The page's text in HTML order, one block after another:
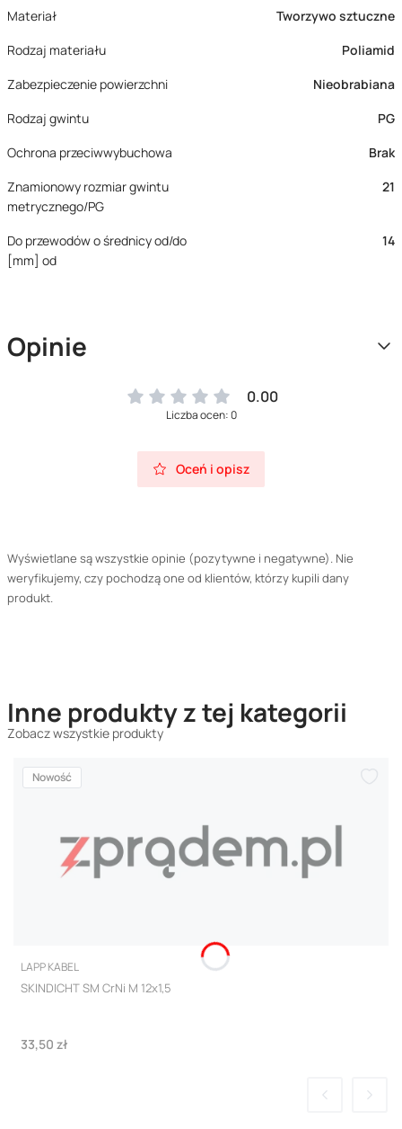
Materiał
Tworzywo sztuczne
Rodzaj materiału
Poliamid
Zabezpieczenie powierzchni
Nieobrabiana
Rodzaj gwintu
PG
Ochrona przeciwwybuchowa
Brak
Znamionowy rozmiar gwintu
metrycznego/PG
21
Do przewodów o średnicy od/do
[mm] od
14
Opinie
0.00
Liczba ocen: 0
Oceń i opisz
Wyświetlane są wszystkie opinie (pozytywne i negatywne). Nie
weryfikujemy, czy pochodzą one od klientów, którzy kupili dany
produkt.
Inne produkty z tej kategorii
Zobacz wszystkie produkty
Nowość
PRODUCENT
LAPP KABEL
SKINDICHT SM CrNi M 12x1,5
Cena
33,50 zł